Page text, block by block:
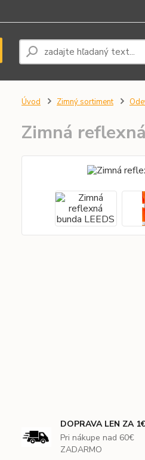
Úvod Zimný sortiment
Zimná
DOPRAVA LEN ZA 1€
Pri nákupe nad 60€
ZADARMO